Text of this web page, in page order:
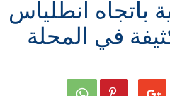
باتجاه انطلياس
في المحلة